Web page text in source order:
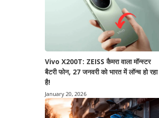
Vivo X200T: ZEISS कैमरा वाला मॉन्स्टर
बैटरी फोन, 27 जनवरी को भारत में लॉन्च हो रहा
है!
January 20, 2026